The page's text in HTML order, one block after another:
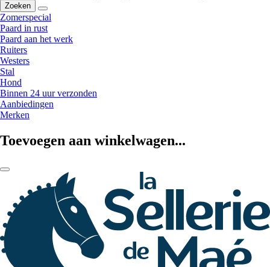
Zoeken
Zomerspecial
Paard in rust
Paard aan het werk
Ruiters
Westers
Stal
Hond
Binnen 24 uur verzonden
Aanbiedingen
Merken
Toevoegen aan winkelwagen...